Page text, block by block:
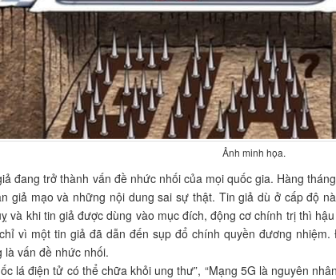
Ảnh minh họa.
đang trở thành vấn đề nhức nhối của mọi quốc gia. Hàng
giả mạo và những nội dung sai sự thật. Tin giả dù ở cấp độ
và khi tin giả được dùng vào mục đích, động cơ chính trị thì
vì một tin giả đã dẫn đến sụp đổ chính quyền đương
là vấn đề nhức nhối.
lá điện tử có thể chữa khỏi ung thư”, “Mạng 5G là nguyên